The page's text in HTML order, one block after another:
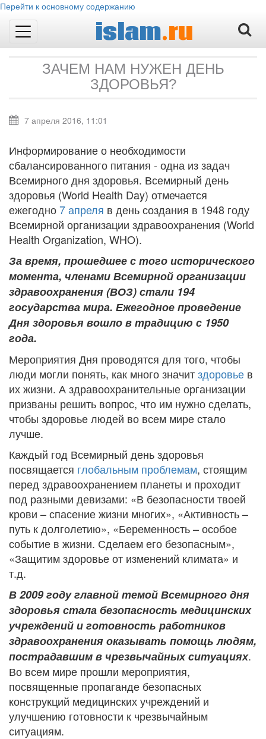
Перейти к основному содержанию
Toggle
islam.ru
ЗАЧЕМ НАМ НУЖЕН ДЕНЬ
ЗДОРОВЬЯ?
7 апреля 2016, 11:01
Информирование о необходимости
сбалансированного питания - одна из задач
Всемирного дня здоровья. Всемирный день
здоровья (World Health Day) отмечается
ежегодно7 апреля в день создания в 1948 году
Всемирной организации здравоохранения (World
Health Organization, WHO).
За время, прошедшее с того исторического
момента, членами Всемирной организации
здравоохранения (ВОЗ) стали 194
государства мира. Ежегодное проведение
Дня здоровья вошло в традицию с 1950
года.
Мероприятия Дня проводятся для того, чтобы
люди могли понять, как много значитздоровье в
их жизни. А здравоохранительные организации
призваны решить вопрос, что им нужно сделать,
чтобы здоровье людей во всем мире стало
лучше.
Каждый год Всемирный день здоровья
посвящается глобальным проблемам, стоящим
перед здравоохранением планеты и проходит
под разными девизами: «В безопасности твоей
крови – спасение жизни многих», «Активность –
путь к долголетию», «Беременность – особое
событие в жизни. Сделаем его безопасным»,
«Защитим здоровье от изменений климата» и
т.д.
В 2009 году главной темой Всемирного дня
здоровья стала безопасность медицинских
учреждений и готовность работников
здравоохранения оказывать помощь людям,
пострадавшим в чрезвычайных ситуациях.
Во всем мире прошли мероприятия,
посвященные пропаганде безопасных
конструкций медицинских учреждений и
улучшению готовности к чрезвычайным
ситуациям.